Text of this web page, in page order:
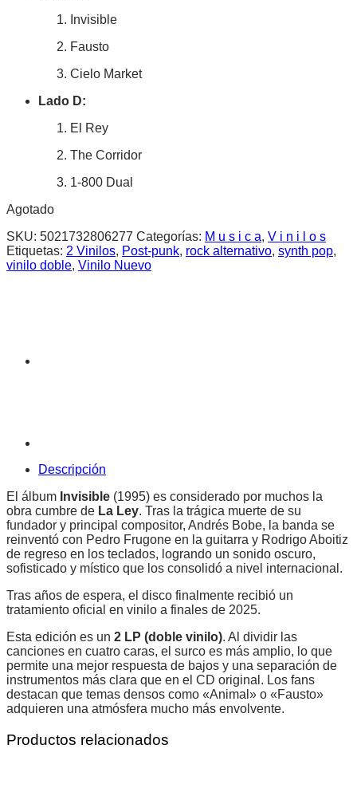
Invisible
Fausto
Cielo Market
Lado D:
El Rey
The Corridor
1-800 Dual
Agotado
SKU: 5021732806277 Categorías: M u s i c a, V i n i l o s
Etiquetas: 2 Vinilos, Post-punk, rock alternativo, synth pop,
vinilo doble, Vinilo Nuevo
Descripción
El álbum Invisible (1995) es considerado por muchos la
obra cumbre de La Ley. Tras la trágica muerte de su
fundador y principal compositor, Andrés Bobe, la banda se
reinventó con Pedro Frugone en la guitarra y Rodrigo Aboitiz
de regreso en los teclados, logrando un sonido oscuro,
sofisticado y místico que los consolidó a nivel internacional.
Tras años de espera, el disco finalmente recibió un
tratamiento oficial en vinilo a finales de 2025.
Esta edición es un 2 LP (doble vinilo). Al dividir las
canciones en cuatro caras, el surco es más amplio, lo que
permite una mejor respuesta de bajos y una separación de
instrumentos más clara que en el CD original. Los fans
destacan que temas densos como «Animal» o «Fausto»
adquieren una atmósfera mucho más envolvente.
Productos relacionados